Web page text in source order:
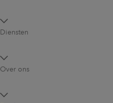
Diensten
Over ons